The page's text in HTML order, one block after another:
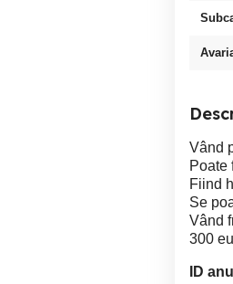
Vând
Poate
Fiind
Se
Vând
300
ID